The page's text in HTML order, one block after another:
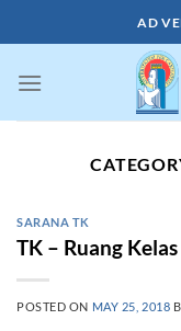
to
AD
SARANA TK
TK – Ruang Kelas
POSTED ON MAY 25, 2018